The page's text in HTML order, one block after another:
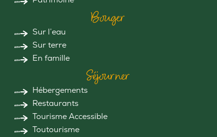
Bouger
Sur l’eau
Sur terre
En famille
Séjourner
Hébergements
Restaurants
Tourisme Accessible
Toutourisme